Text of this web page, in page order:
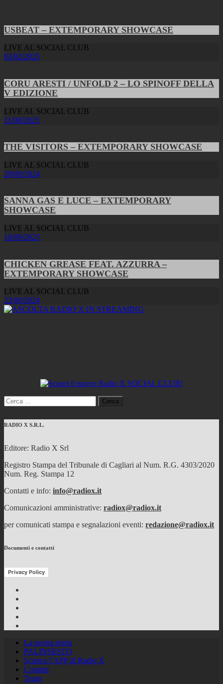
USBEAT – EXTEMPORARY SHOWCASE
LIVE AL SOCIAL CLUB
03/02/2025
CORU ARESTI / UNFOLD 2 – LO SPINOFF DELLA
V EDIZIONE
LIVE AL SOCIAL CLUB
11/08/2025
THE VISITORS – EXTEMPORARY SHOWCASE
LIVE AL SOCIAL CLUB
20/09/2024
SANNA GAS E LUCE – EXTEMPORARY
SHOWCASE
LIVE AL SOCIAL CLUB
16/09/2025
CHICKEN GREASE FEAT. AZZURRA –
EXTEMPORARY SHOWCASE
LIVE AL SOCIAL CLUB
23/09/2024
Ricerca
per:
RADIO X S.R.L.
Editore: Radio X Srl
Registro Stampa del Tribunale di Cagliari al Num. R.G. 4303/2020
Num. Reg. Stampa 12
Contatti e info: info@radiox.it
Comunicazioni amministrative: radiox@radiox.it
per comunicati stampa e segnalazioni eventi: redazione@radiox.it
Documenti e contatti
Privacy Policy
La nostra storia
PALINSESTO
Scarica l’APP di Radio X
Contatti
Team